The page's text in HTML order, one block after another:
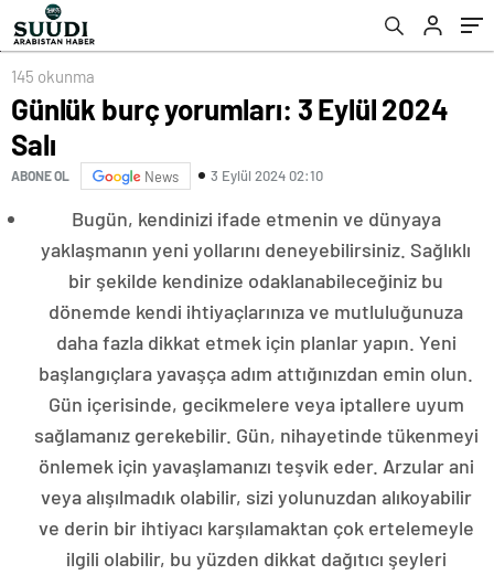
145 okunma
Günlük burç yorumları: 3 Eylül 2024
Salı
ABONE OL News 3 Eylül 2024 02:10
Bugün, kendinizi ifade etmenin ve dünyaya
yaklaşmanın yeni yollarını deneyebilirsiniz. Sağlıklı
bir şekilde kendinize odaklanabileceğiniz bu
dönemde kendi ihtiyaçlarınıza ve mutluluğunuza
daha fazla dikkat etmek için planlar yapın. Yeni
başlangıçlara yavaşça adım attığınızdan emin olun.
Gün içerisinde, gecikmelere veya iptallere uyum
sağlamanız gerekebilir. Gün, nihayetinde tükenmeyi
önlemek için yavaşlamanızı teşvik eder. Arzular ani
veya alışılmadık olabilir, sizi yolunuzdan alıkoyabilir
ve derin bir ihtiyacı karşılamaktan çok ertelemeyle
ilgili olabilir, bu yüzden dikkat dağıtıcı şeyleri